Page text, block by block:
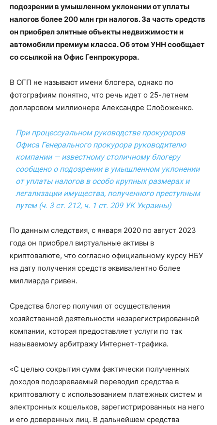
подозрении в умышленном уклонении от уплаты
налогов более 200 млн грн налогов. За часть средств
он приобрел элитные объекты недвижимости и
автомобили премиум класса. Об этом УНН сообщает
со ссылкой на Офис Генпрокурора.
В ОГП не называют имени блогера, однако по
фотографиям понятно, что речь идет о 25-летнем
долларовом миллионере Александре Слобоженко.
При процессуальном руководстве прокуроров
Офиса Генерального прокурора руководителю
компании — известному столичному блогеру
сообщено о подозрении в умышленном уклонении
от уплаты налогов в особо крупных размерах и
легализации имущества, полученного преступным
путем (ч. 3 ст. 212, ч. 1 ст. 209 УК Украины)
По данным следствия, с января 2020 по август 2023
года он приобрел виртуальные активы в
криптовалюте, что согласно официальному курсу НБУ
на дату получения средств эквивалентно более
миллиарда гривен.
Средства блогер получил от осуществления
хозяйственной деятельности незарегистрированной
компании, которая предоставляет услуги по так
называемому арбитражу Интернет-трафика.
«С целью сокрытия сумм фактически полученных
доходов подозреваемый переводил средства в
криптовалюту с использованием платежных систем и
электронных кошельков, зарегистрированных на него
и его доверенных лиц. В дальнейшем средства